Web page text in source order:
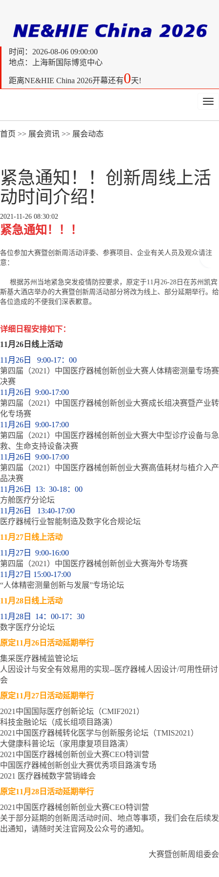
时间： 2026-08-06 09:00:00
地点：上海新国际博览中心
距离NE&HIE China 2026开幕还有0天!
首页 >> 展会资讯 >> 展会动态
紧急通知！！创新周线上活
动时间介绍！
2021-11-26 08:30:02
紧急通知！！！
各位参加大赛暨创新周活动评委、参赛项目、企业有关人员及观众请注
意：
根据苏州当地紧急突发疫情防控要求，原定于11月26-28日在苏州凯宾
斯基大酒店举办的大赛暨创新周活动部分将改为线上、部分延期举行。给
各位造成的不便我们深表歉意。
详细日程安排如下：
11月26日线上活动
11月26日 9:00-17：00
第四届（2021）中国医疗器械创新创业大赛人体精密测量专场赛
决赛
11月26日 9:00-17:00
第四届（2021）中国医疗器械创新创业大赛成长组决赛暨产业转
化专场赛
11月26日 9:00-17:00
第四届（2021）中国医疗器械创新创业大赛大中型诊疗设备与急
救、生命支持设备决赛
11月26日 9:00-17:00
第四届（2021）中国医疗器械创新创业大赛高值耗材与植介入产
品决赛
11月26日 13: 30-18：00
方舱医疗分论坛
11月26日 13:40-17:00
医疗器械行业智能制造及数字化合规论坛
11月27日线上活动
11月27日 9:00-16:00
第四届（2021）中国医疗器械创新创业大赛海外专场赛
11月27日 15:00-17:00
“人体精密测量创新与发展”专场论坛
11月28日线上活动
11月28日 14：00-17：30
数字医疗分论坛
原定11月26日活动延期举行
集采医疗器械监管论坛
人因设计与安全有效易用的实现--医疗器械人因设计/可用性研讨
会
原定11月27日活动延期举行
2021中国国际医疗创新论坛（CMIF2021）
科技金融论坛（成长组项目路演）
2021中国医疗器械转化医学与创新服务论坛（TMIS2021）
大健康科普论坛（家用康复项目路演）
2021中国医疗器械创新创业大赛CEO特训营
中国医疗器械创新创业大赛优秀项目路演专场
2021 医疗器械数字营销峰会
原定11月28日活动延期举行
2021中国医疗器械创新创业大赛CEO特训营
关于部分延期的创新周活动时间、地点等事项，我们会在后续发
出通知，请随时关注官网及公众号的通知。
大赛暨创新周组委会